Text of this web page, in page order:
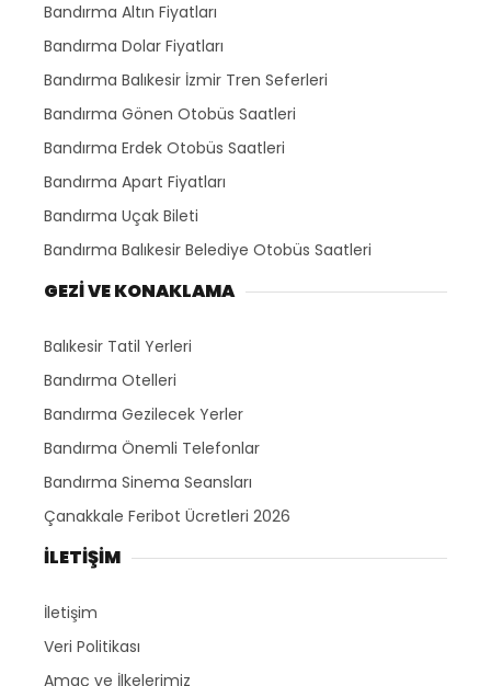
Bandırma Altın Fiyatları
Bandırma Dolar Fiyatları
Bandırma Balıkesir İzmir Tren Seferleri
Bandırma Gönen Otobüs Saatleri
Bandırma Erdek Otobüs Saatleri
Bandırma Apart Fiyatları
Bandırma Uçak Bileti
Bandırma Balıkesir Belediye Otobüs Saatleri
GEZİ VE KONAKLAMA
Balıkesir Tatil Yerleri
Bandırma Otelleri
Bandırma Gezilecek Yerler
Bandırma Önemli Telefonlar
Bandırma Sinema Seansları
Çanakkale Feribot Ücretleri 2026
İLETİŞİM
İletişim
Veri Politikası
Amaç ve İlkelerimiz